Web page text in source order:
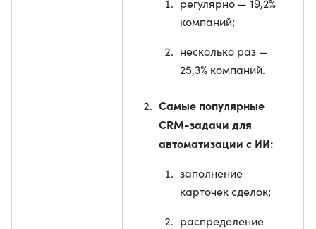
регулярно — 19,2%
компаний;
несколько раз —
25,3% компаний.
Самые популярные
CRM-задачи для
автоматизации с ИИ:
заполнение
карточек сделок;
распределение